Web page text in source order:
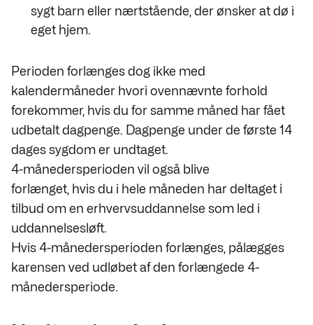
sygt barn eller nærtstående, der ønsker at dø i
eget hjem.
Perioden forlænges dog ikke med
kalendermåneder hvori ovennævnte forhold
forekommer, hvis du for samme måned har fået
udbetalt dagpenge. Dagpenge under de første 14
dages sygdomer undtaget.
4-månedersperioden vil også blive
forlænget, hvis du i hele måneden har deltaget i
tilbud om en erhvervsuddannelse som led i
uddannelsesløft.
Hvis 4-månedersperioden forlænges, pålægges
karensen ved udløbet af den forlængede 4-
månedersperiode.